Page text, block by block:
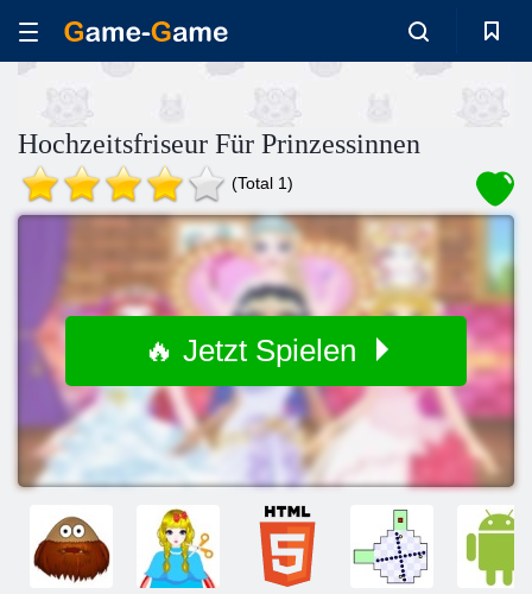
Hochzeitsfriseur Für Prinzessinnen
(Total 1)
🔥 Jetzt Spielen